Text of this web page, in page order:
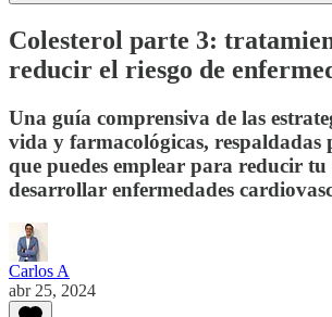
Colesterol parte 3:
reducir el riesgo de
Una guía comprensiva de las
vida y farmacológicas, respaldadas
que puedes emplear para reducir tu
desarrollar enfermedades
Carlos A
abr 25, 2024